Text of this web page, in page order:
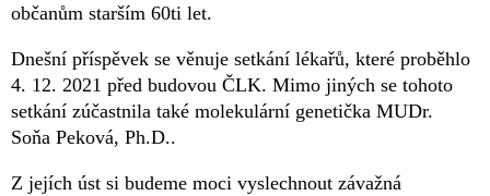
občanům starším 60ti let.
Dnešní příspěvek se věnuje setkání lékařů, které proběhlo
4. 12. 2021 před budovou ČLK. Mimo jiných se tohoto
setkání zúčastnila také molekulární genetička MUDr.
Soňa Peková, Ph.D..
Z jejích úst si budeme moci vyslechnout závažná